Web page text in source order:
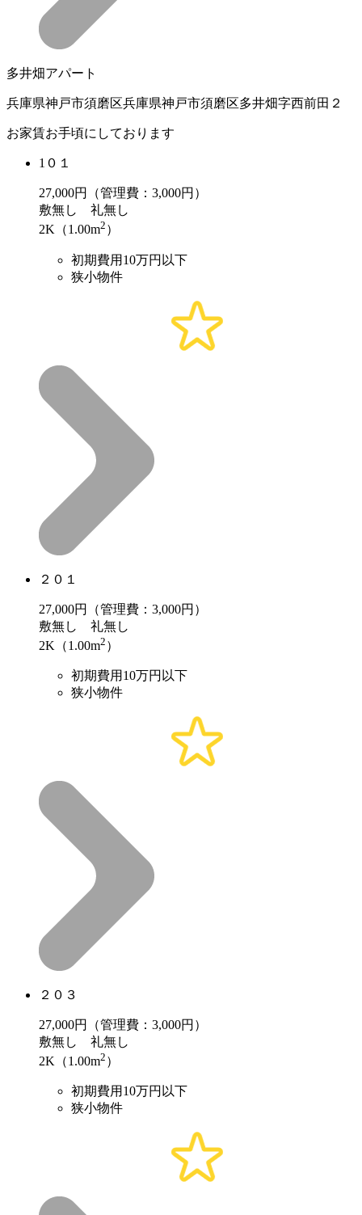
多井畑アパート
兵庫県神戸市須磨区兵庫県神戸市須磨区多井畑字西前田２
お家賃お手頃にしております
1０１
27,000円（管理費：3,000円）
敷無し 礼無し
2K（1.00m2 ）
初期費用10万円以下
狭小物件
２０１
27,000円（管理費：3,000円）
敷無し 礼無し
2K（1.00m2 ）
初期費用10万円以下
狭小物件
２０３
27,000円（管理費：3,000円）
敷無し 礼無し
2K（1.00m2 ）
初期費用10万円以下
狭小物件